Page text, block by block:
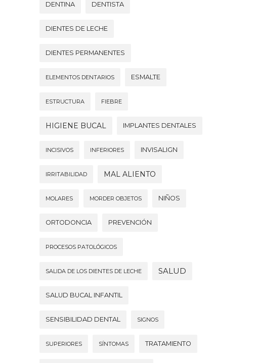
DENTINA DENTISTA
DIENTES DE LECHE
DIENTES PERMANENTES
ELEMENTOS DENTARIOS ESMALTE
ESTRUCTURA FIEBRE
HIGIENE BUCAL IMPLANTES DENTALES
INCISIVOS INFERIORES INVISALIGN
IRRITABILIDAD MAL ALIENTO
MOLARES MORDER OBJETOS NIÑOS
ORTODONCIA PREVENCIÓN
PROCESOS PATOLÓGICOS
SALIDA DE LOS DIENTES DE LECHE SALUD
SALUD BUCAL INFANTIL
SENSIBILIDAD DENTAL SIGNOS
SUPERIORES SÍNTOMAS TRATAMIENTO